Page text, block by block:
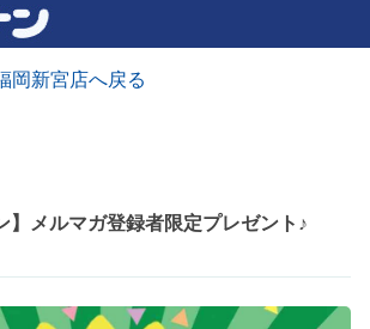
岡新宮店へ戻る
】メルマガ登録者限定プレゼント♪